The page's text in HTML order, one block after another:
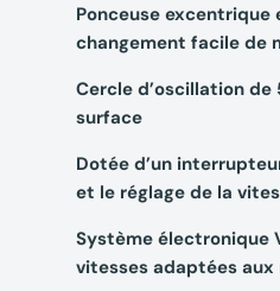
Ponceuse
changement facile de
Cercle d’oscillation
surface
Dotée d’un
et le réglage de la
Système électronique
vitesses adaptées